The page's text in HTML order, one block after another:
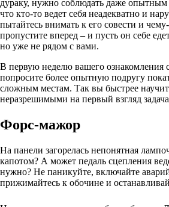
дураку, нужно соблюдать даже опытным
что кто-то ведет себя неадекватно и
пытайтесь внимать к его совести и
пропустите вперед – и пусть он себе
но уже не рядом с вами.
В первую неделю вашего ознакомления
попросите более опытную подругу
сложным местам. Так вы быстрее
неразрешимыми на первый взгляд
Форс-мажор
На панели загорелась непонятная
капотом? А может педаль сцепления
нужно? Не паникуйте, включайте
прижимайтесь к обочине и